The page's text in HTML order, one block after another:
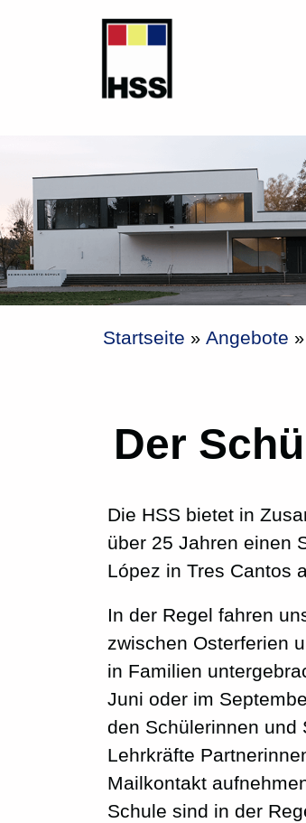
Startseite » Angebote »
Der
Die HSS bietet in
über 25 Jahren einen
López in Tres Cantos
In der Regel fahren
zwischen Osterferien
in Familien
Juni oder im
den Schülerinnen und
Lehrkräfte
Mailkontakt
Schule sind in der